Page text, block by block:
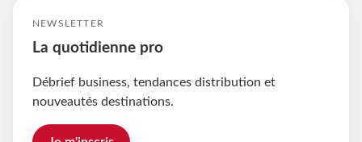
NEWSLETTER
La quotidienne pro
Débrief business, tendances distribution et
nouveautés destinations.